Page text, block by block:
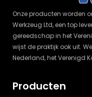
Onze producten worden
Werkzeug Ltd, een top
gereedschap in het
wijst de praktijk ook uit.
Nederland, het Verenigd
Producten